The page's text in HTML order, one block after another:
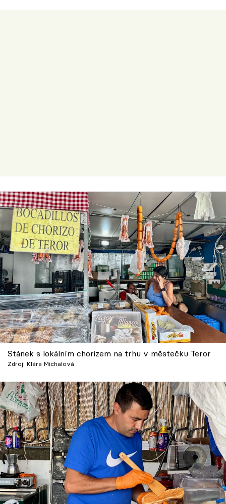
Stánek s lokálním chorizem na trhu v městečku Teror
Zdroj: Klára Michalová